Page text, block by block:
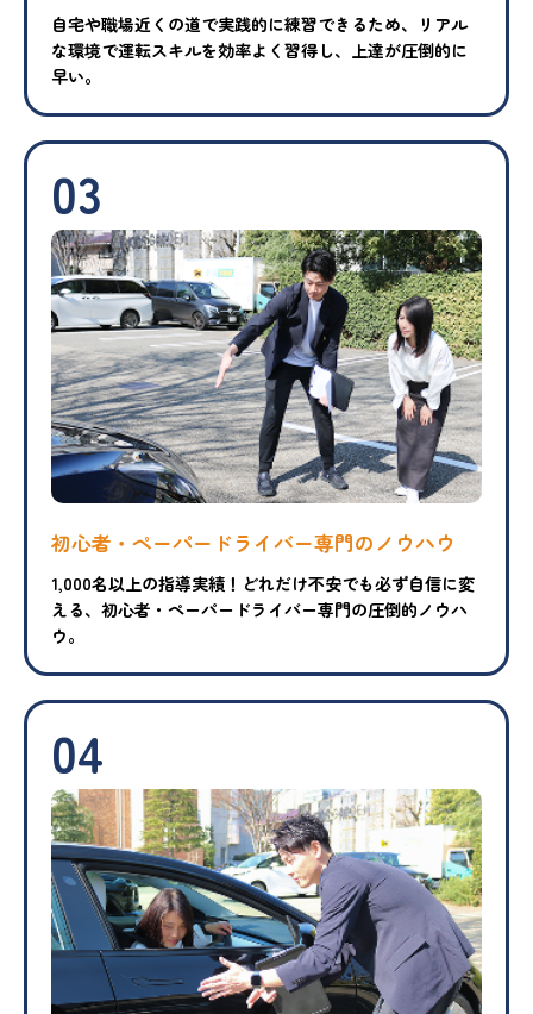
自宅や職場近くの道で実践的に練習できるため、リアル
な環境で運転スキルを効率よく習得し、上達が圧倒的に
早い。
03
初心者・ペーパードライバー専門のノウハウ
1,000名以上の指導実績！どれだけ不安でも必ず自信に変
える、初心者・ペーパードライバー専門の圧倒的ノウハ
ウ。
04